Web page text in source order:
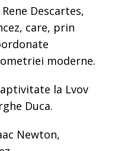
Descartes,
care, prin
moderne.
la Lvov
Duca.
Newton,